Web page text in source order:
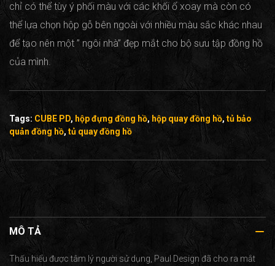
chỉ có thể tùy ý phối màu với các khối ổ xoay mà còn có
thể lựa chọn hộp gỗ bên ngoài với nhiều màu sắc khác nhau
để tạo nên một ” ngôi nhà” đẹp mắt cho bộ sưu tập đồng hồ
của mình.
Tags: CUBE PD, hộp đựng đồng hồ, hộp quay đồng hồ, tủ bảo
quản đồng hồ, tủ quay đồng hồ
MÔ TẢ
Thấu hiểu được tâm lý người sử dụng, Paul Design đã cho ra mắt